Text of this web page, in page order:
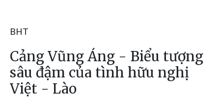
BHT
Cảng Vũng Áng - Biểu tượng
sâu đậm của tình hữu nghị
Việt - Lào